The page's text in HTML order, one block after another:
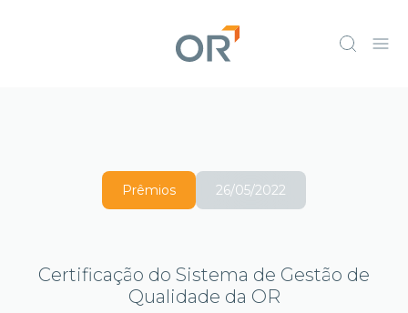
Prêmios 26/05/2022
Certificação do Sistema de Gestão de
Qualidade da OR